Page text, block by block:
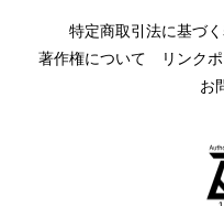
特定商取引法に基づ
著作権について
リンク
お